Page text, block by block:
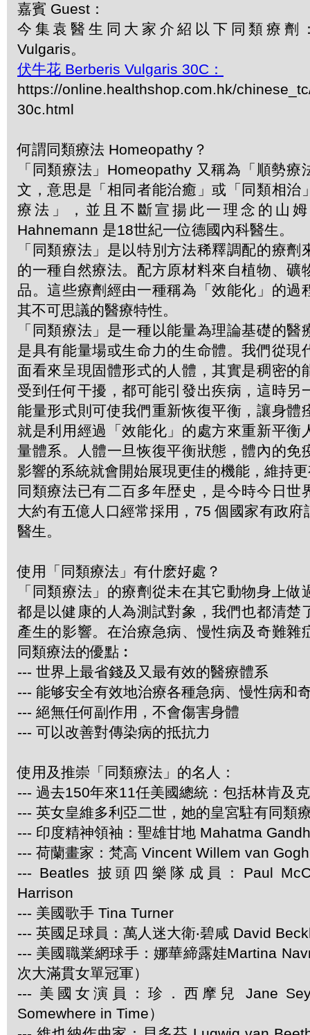
嘉賓 Guest：
今集袁醫生同大家介紹以下同類療劑
Vulgaris。
伏牛花 Berberis Vulgaris 30C：
https://online.healthshop.com.hk/
30c.html
何謂同類療法 Homeopathy？
「同類療法」Homeopathy 又稱為「順勢療
文，意思是「相同者能治癒」或「同類相治
療法」，並且不斷宣揚此一理念的山
Hahnemann 是18世紀一位德國內科醫生。
「同類療法」是以特別方法稀釋調配的療劑
的一種自然療法。配方原材料來自植物、礦
品。這些療劑經由一種稱為「效能化」的過
其不可思議的醫療特性。
「同類療法」是一種以能量為理論基礎的醫
是具有能量場或生命力的生命體。我們從現
面看來呈現固體形式的人體，其實是稠密的
受到任何干擾，都可能引發出疾病，這時另
能量形式則可使我們重新恢復平衡，讓身體
就是利用經過「效能化」的處方來重新平衡
量體系。人體一旦恢復平衡狀態，體內的免
影響的系統就會開始展現更佳的機能，維持
同類療法已有二百多年歴史，是今時今日世
大約有五億人口經常採用，75 個國家有政府
醫生。
使用「同類療法」有什麽好處？
「同類療法」的療劑從未在其它動物身上做
都是以健康的人為測試對象，我們也都清楚
產生的影響。在治療急病、慢性病及奇難雜
同類療法的優點︰
--- 世界上最省錢及又最有效的醫療體系
--- 能够安全有效地治療各種急病、慢性病和
--- 絕無任何副作用，不會傷害身體
--- 可以改善對傳染病的抵抗力
使用及推崇「同類療法」的名人：
--- 過去150年來11任美國總統：包括林肯及
--- 英女皇維多利亞二世，她的皇宮駐有同類
--- 印度精神領袖：聖雄甘地 Mahatma
--- 荷蘭畫家：梵高 Vincent Willem van Gogh
--- Beatles 披頭四樂隊成員：Paul
Harrison
--- 美國歌手 Tina Turner
--- 英國足球員：萬人迷大衛‧碧咸 David
--- 美國職業網球手：娜華締露娃Martina
次大滿貫女單冠軍）
--- 美國女演員：珍．西摩兒 Jane
Somewhere in Time）